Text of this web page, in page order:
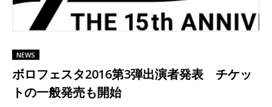
NEWS
ボロフェスタ2016第3弾出演者発表 チケッ
トの一般発売も開始